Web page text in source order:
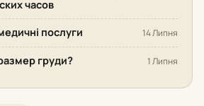
часов
послуги 14 Липня
груди? 1 Липня